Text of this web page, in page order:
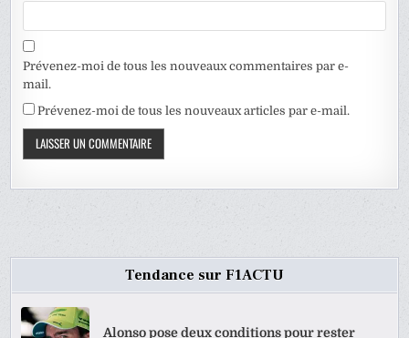
Prévenez-moi de tous les nouveaux commentaires par e-
mail.
Prévenez-moi de tous les nouveaux articles par e-mail.
Tendance sur F1ACTU
Alonso pose deux conditions pour rester